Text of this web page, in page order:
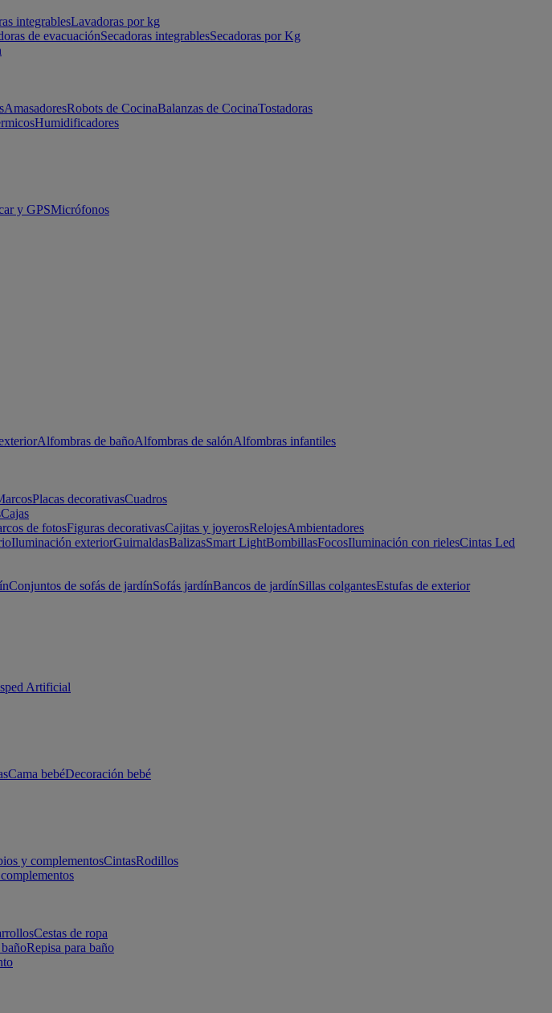
integrablesLavadoras por kg
de evacuaciónSecadoras integrablesSecadoras por Kg
AmasadoresRobots de CocinaBalanzas de CocinaTostadoras
Humidificadores
y GPSMicrófonos
Alfombras de bañoAlfombras de salónAlfombras infantiles
Placas decorativasCuadros
Cajas
de fotosFiguras decorativasCajitas y joyerosRelojesAmbientadores
Iluminación exteriorGuirnaldasBalizasSmart LightBombillasFocosIluminación con rielesCintas Led
Conjuntos de sofás de jardínSofás jardínBancos de jardínSillas colgantesEstufas de exterior
Artificial
Cama bebéDecoración bebé
y complementosCintasRodillos
Cestas de ropa
Repisa para baño